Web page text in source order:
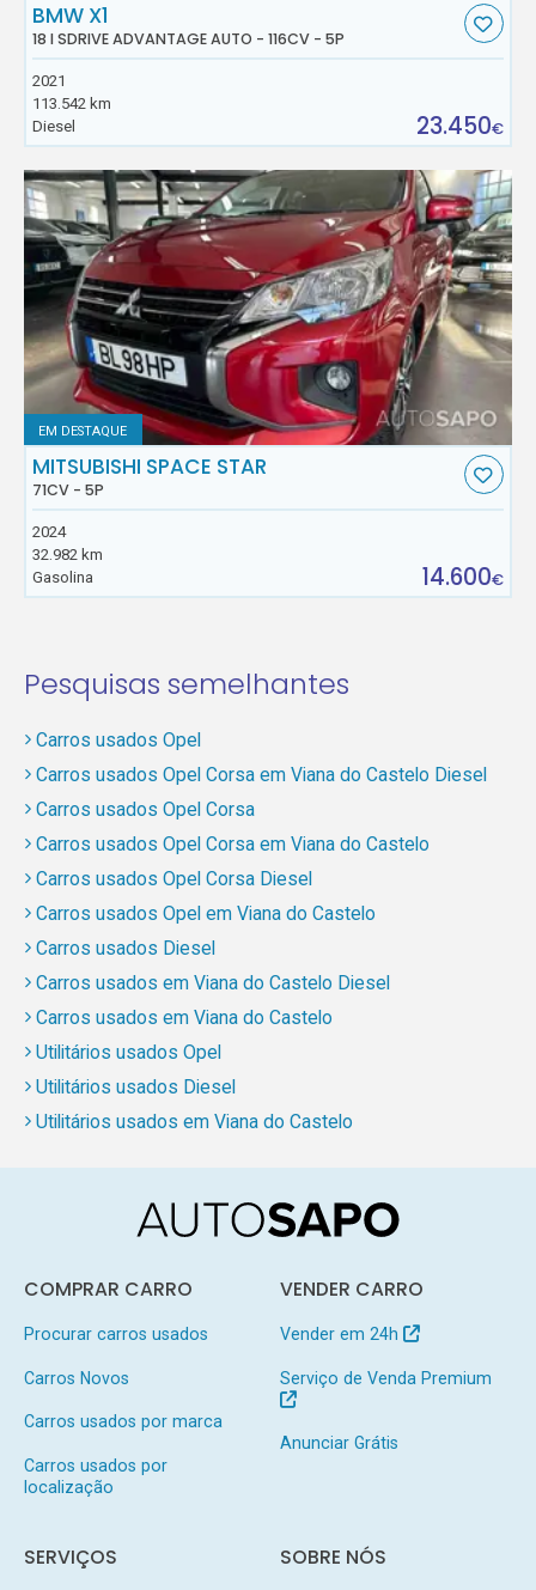
BMW X1
18 I SDRIVE ADVANTAGE AUTO - 116CV - 5P
2021
113.542 km
Diesel
23.450€
EM DESTAQUE
MITSUBISHI SPACE STAR
71CV - 5P
2024
32.982 km
Gasolina
14.600€
Pesquisas semelhantes
Carros usados Opel
Carros usados Opel Corsa em Viana do Castelo Diesel
Carros usados Opel Corsa
Carros usados Opel Corsa em Viana do Castelo
Carros usados Opel Corsa Diesel
Carros usados Opel em Viana do Castelo
Carros usados Diesel
Carros usados em Viana do Castelo Diesel
Carros usados em Viana do Castelo
Utilitários usados Opel
Utilitários usados Diesel
Utilitários usados em Viana do Castelo
COMPRAR CARRO
Procurar carros usados
Carros Novos
Carros usados por marca
Carros usados por
localização
VENDER CARRO
Vender em 24h
Serviço de Venda Premium
Anunciar Grátis
SERVIÇOS SOBRE NÓS